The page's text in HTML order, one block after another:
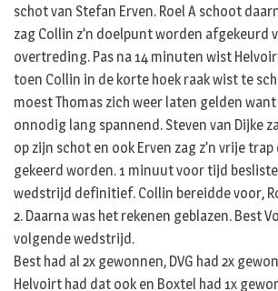
schot van Stefan Erven. Roel A schoot
zag Collin z’n doelpunt worden afgekeurd
overtreding. Pas na 14 minuten wist
toen Collin in de korte hoek raak wist te
moest Thomas zich weer laten gelden
onnodig lang spannend. Steven van Dijke
op zijn schot en ook Erven zag z’n vrije
gekeerd worden. 1 minuut voor tijd
wedstrijd definitief. Collin bereidde voor,
2. Daarna was het rekenen geblazen. Best
volgende wedstrijd.
Best had al 2x gewonnen, DVG had 2x
Helvoirt had dat ook en Boxtel had 1x